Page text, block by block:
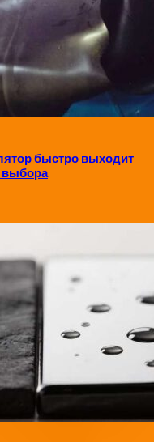
быстро выходит
выбора